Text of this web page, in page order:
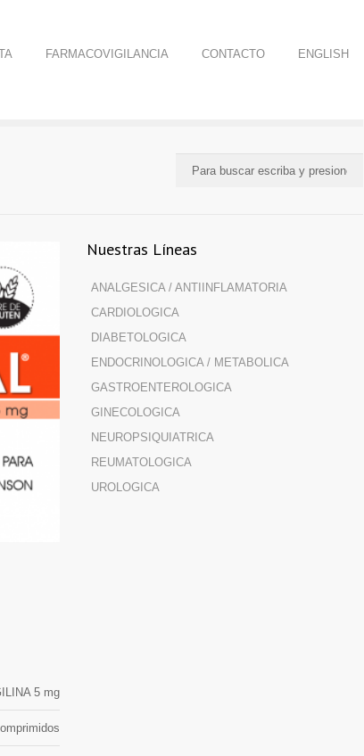
FARMACOVIGILANCIA CONTACTO ENGLISH
5 mg
Nuestras Líneas
ANALGESICA / ANTIINFLAMATORIA
CARDIOLOGICA
DIABETOLOGICA
ENDOCRINOLOGICA / METABOLICA
GASTROENTEROLOGICA
GINECOLOGICA
NEUROPSIQUIATRICA
REUMATOLOGICA
UROLOGICA